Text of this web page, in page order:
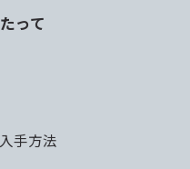
って
手方法